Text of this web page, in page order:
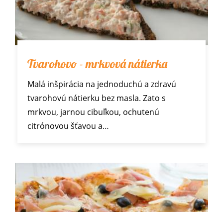
Tvarohovo - mrkvová nátierka
Malá inšpirácia na jednoduchú a zdravú
tvarohovú nátierku bez masla. Zato s
mrkvou, jarnou cibuľkou, ochutenú
citrónovou šťavou a…